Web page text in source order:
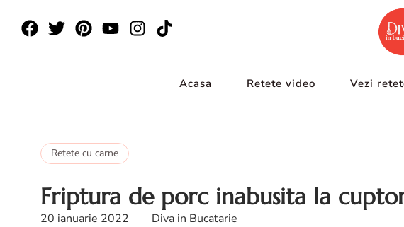
Acasa Retete video Vezi
Retete cu carne
Friptura de porc inabusita la
20 ianuarie 2022 Diva in Bucatarie